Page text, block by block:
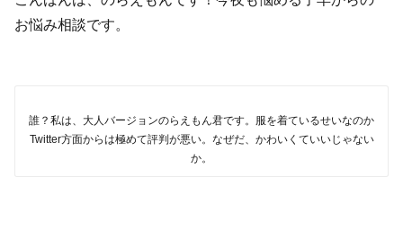
お悩み相談です。
誰？私は、大人バージョンのらえもん君です。服を着ているせいなのか
Twitter方面からは極めて評判が悪い。なぜだ、かわいくていいじゃない
か。